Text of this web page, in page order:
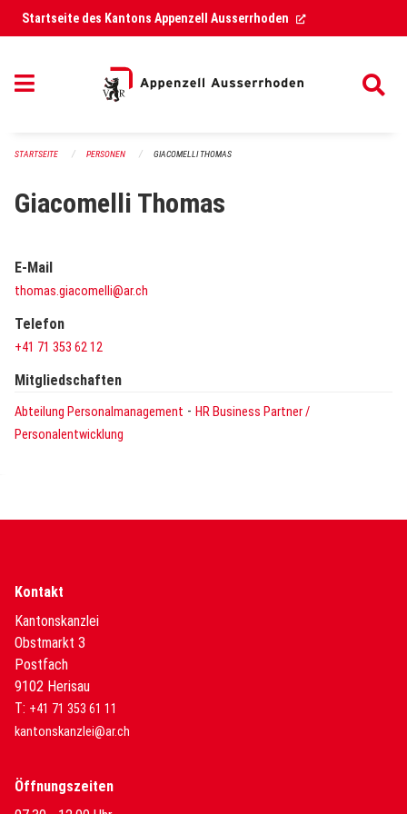
Navigation überspringen
Startseite des Kantons Appenzell Ausserrhoden (External Link)
STARTSEITE PERSONEN GIACOMELLI THOMAS
Giacomelli Thomas
E-Mail
thomas.giacomelli@ar.ch
Telefon
+41 71 353 62 12
Mitgliedschaften
Abteilung Personalmanagement - HR Business Partner /
Personalentwicklung
Kontakt
Kantonskanzlei
Obstmarkt 3
Postfach
9102 Herisau
T: +41 71 353 61 11
kantonskanzlei@ar.ch
Öffnungszeiten